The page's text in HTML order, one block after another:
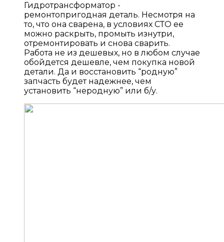
Гидротрансформатор -
ремонтопригодная деталь. Несмотря на
то, что она сварена, в условиях СТО ее
можно раскрыть, промыть изнутри,
отремонтировать и снова сварить.
Работа не из дешевых, но в любом случае
обойдется дешевле, чем покупка новой
детали. Да и восстановить “родную”
запчасть будет надежнее, чем
установить “неродную” или б/у.